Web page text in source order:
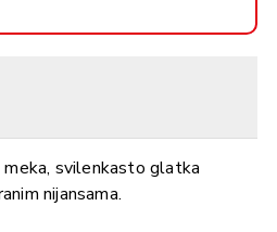
svilenkasto glatka
nijansama.